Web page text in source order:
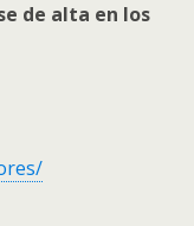
de alta en los